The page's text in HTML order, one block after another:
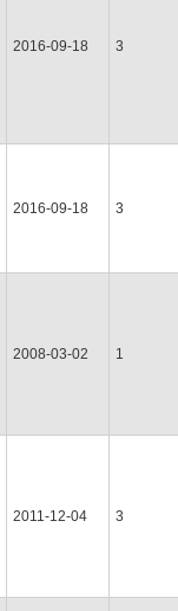
2016-09-18 3
2016-09-18 3
2008-03-02 1
2011-12-04 3